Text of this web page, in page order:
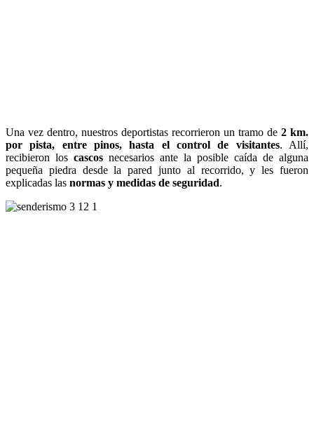
Una vez dentro, nuestros deportistas recorrieron un tramo de 2 km.
por pista, entre pinos, hasta el control de visitantes. Allí,
recibieron los cascos necesarios ante la posible caída de alguna
pequeña piedra desde la pared junto al recorrido, y les fueron
explicadas las normas y medidas de seguridad.